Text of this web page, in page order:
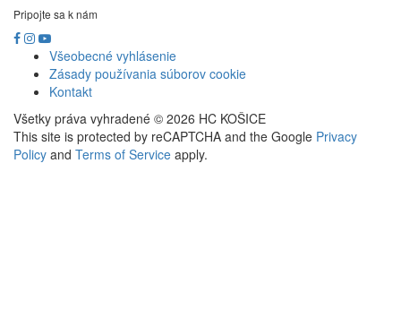
Pripojte sa k nám
Všeobecné vyhlásenie
Zásady používania súborov cookie
Kontakt
Všetky práva vyhradené © 2026 HC KOŠICE
This site is protected by reCAPTCHA and the Google Privacy
Policy and Terms of Service apply.